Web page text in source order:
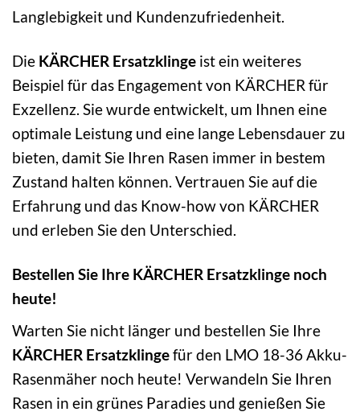
Langlebigkeit und Kundenzufriedenheit.
Die KÄRCHER Ersatzklinge ist ein weiteres
Beispiel für das Engagement von KÄRCHER für
Exzellenz. Sie wurde entwickelt, um Ihnen eine
optimale Leistung und eine lange Lebensdauer zu
bieten, damit Sie Ihren Rasen immer in bestem
Zustand halten können. Vertrauen Sie auf die
Erfahrung und das Know-how von KÄRCHER
und erleben Sie den Unterschied.
Bestellen Sie Ihre KÄRCHER Ersatzklinge noch
heute!
Warten Sie nicht länger und bestellen Sie Ihre
KÄRCHER Ersatzklingefür den LMO 18-36 Akku-
Rasenmäher noch heute! Verwandeln Sie Ihren
Rasen in ein grünes Paradies und genießen Sie